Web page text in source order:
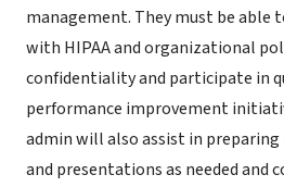
management. They must be able
with HIPAA and organizational
confidentiality and participate in
performance improvement
admin will also assist in
and presentations as needed and